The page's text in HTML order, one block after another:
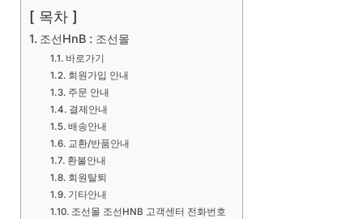
[ 목차 ]
조선HnB : 조선몰
바로가기
회원가입 안내
주문 안내
결제안내
배송안내
교환/반품안내
환불안내
회원탈퇴
기타안내
조선몰 조선HNB 고객센터 전화번호